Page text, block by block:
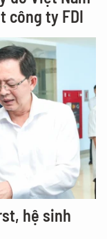
công ty FDI
hệ sinh